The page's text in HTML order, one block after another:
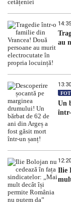
14:35
au
13:30
Un
12:20
Ilie